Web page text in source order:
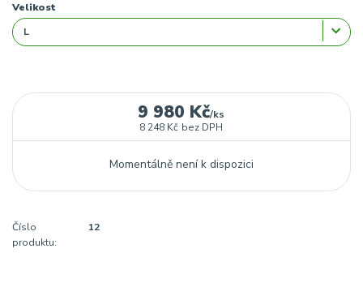
Velikost
9 980 Kč/ks
8 248 Kč bez DPH
Momentálně není k dispozici
Číslo
produktu:
12